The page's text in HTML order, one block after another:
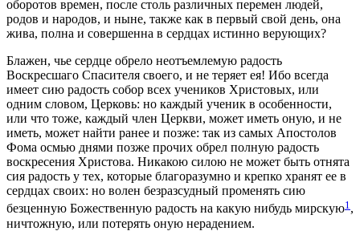
оборотов времен, после столь различных перемен людей,
родов и народов, и ныне, также как в первый свой день, она
жива, полна и совершенна в сердцах истинно верующих?
Блажен, чье сердце обрело неотъемлемую радость
Воскресшаго Спасителя своего, и не теряет ея! Ибо всегда
имеет сию радость собор всех учеников Христовых, или
одним словом, Церковь: но каждый ученик в особенности,
или что тоже, каждый член Церкви, может иметь оную, и не
иметь, может найти ранее и позже: так из самых Апостолов
Фома осмью днями позже прочих обрел полную радость
воскресения Христова. Никакою силою не может быть отнята
сия радость у тех, которые благоразумно и крепко хранят ее в
сердцах своих: но волен безразсудный променять сию
безценную Божественную радость на какую нибудь мирскую1 ,
ничтожную, или потерять оную нерадением.